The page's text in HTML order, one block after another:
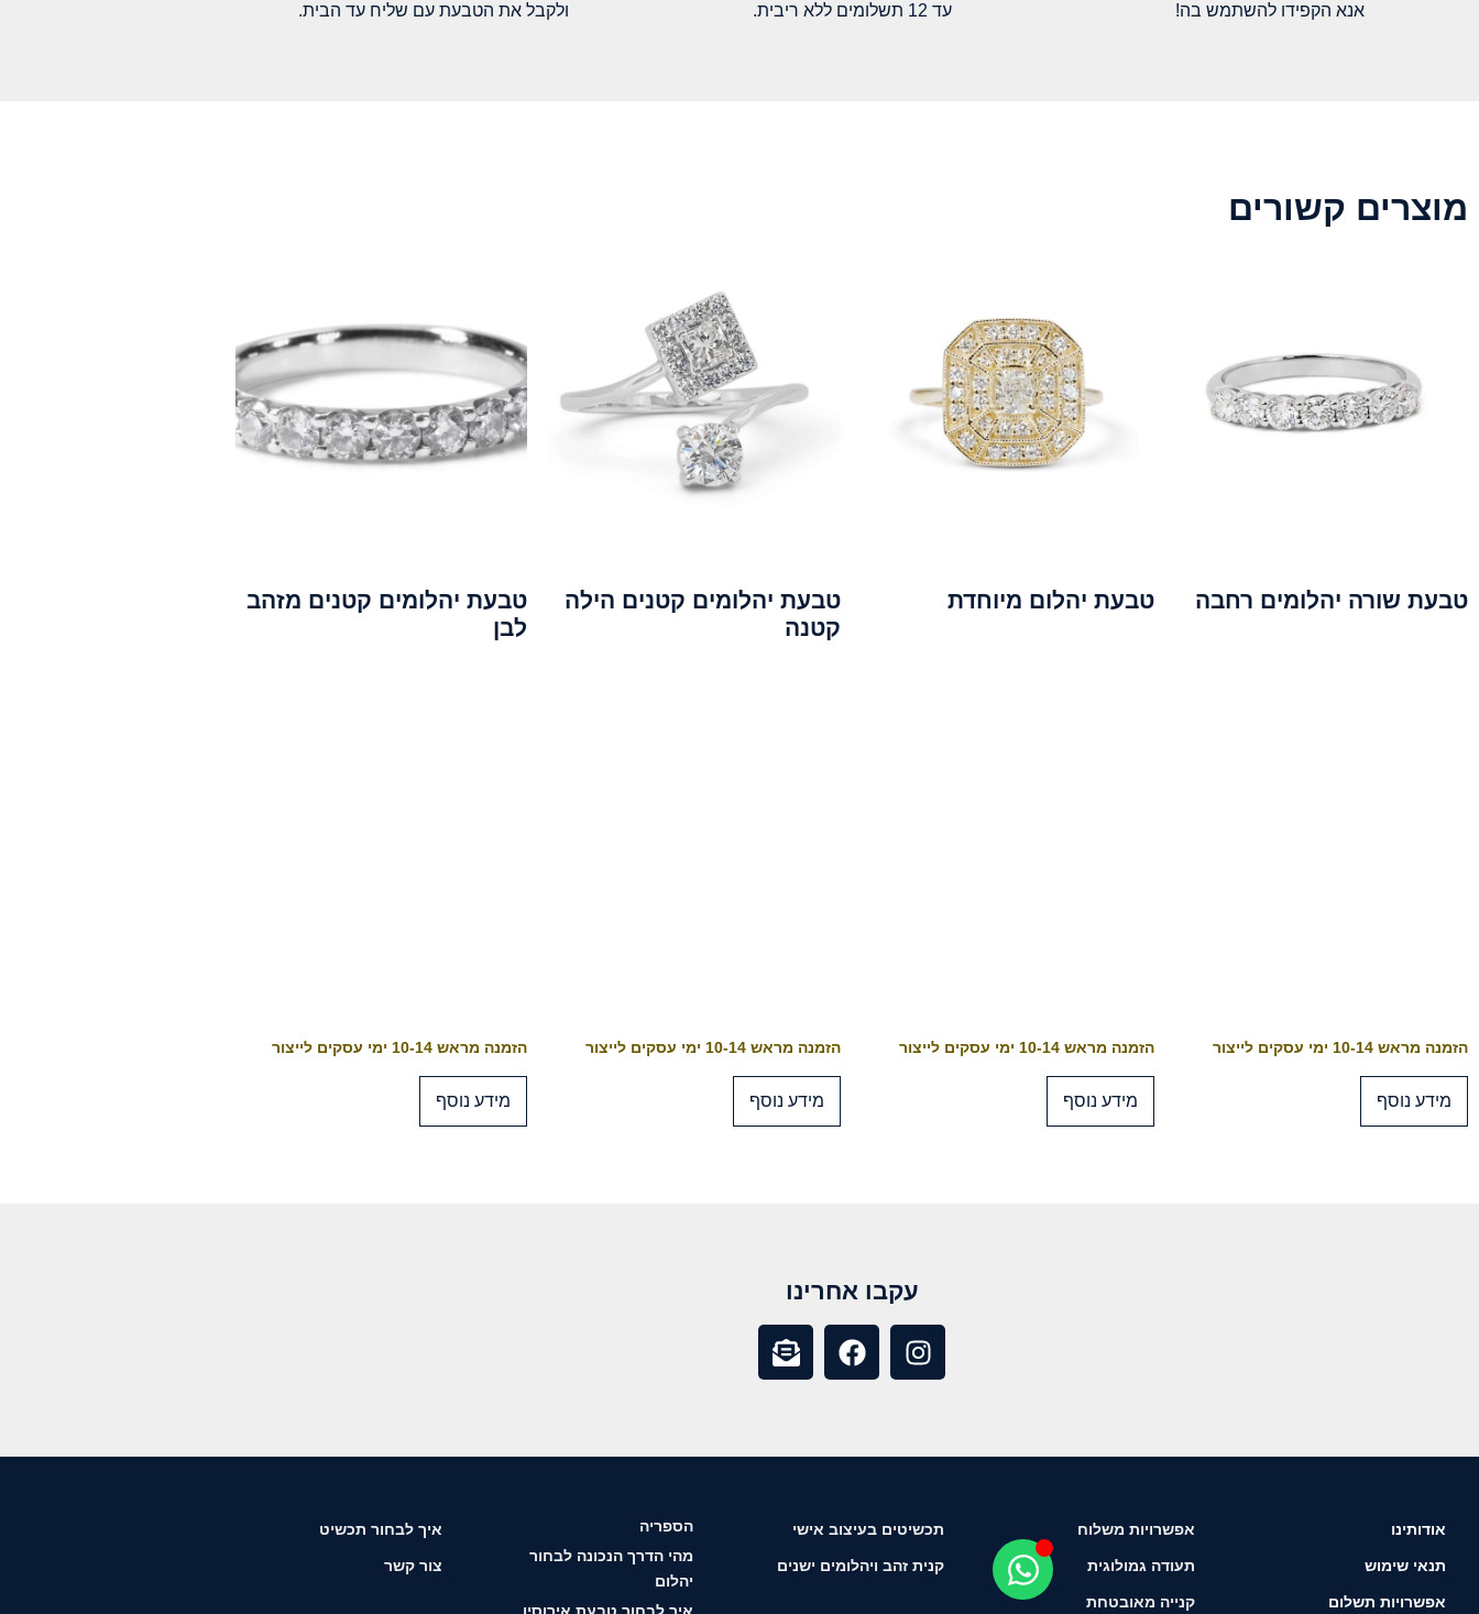
אנא הקפידו להשתמש בה!
עד 12 תשלומים ללא ריבית.
ולקבל את הטבעת עם שליח עד הבית.
מוצרים קשורים
טבעת שורה יהלומים רחבה
הזמנה מראש 10-14 ימי עסקים לייצור
מידע נוסף
טבעת יהלום מיוחדת
הזמנה מראש 10-14 ימי עסקים לייצור
מידע נוסף
טבעת יהלומים קטנים הילה
קטנה
הזמנה מראש 10-14 ימי עסקים לייצור
מידע נוסף
טבעת יהלומים קטנים מזהב
לבן
הזמנה מראש 10-14 ימי עסקים לייצור
מידע נוסף
עקבו אחרינו
אודותינו
תנאי שימוש
אפשרויות תשלום
אפשרויות משלוח
תעודה גמולוגית
קנייה מאובטחת
תכשיטים בעיצוב אישי
קנית זהב ויהלומים ישנים
הספריה
מהי הדרך הנכונה לבחור
יהלום
איך לבחור תכשיט
צור קשר